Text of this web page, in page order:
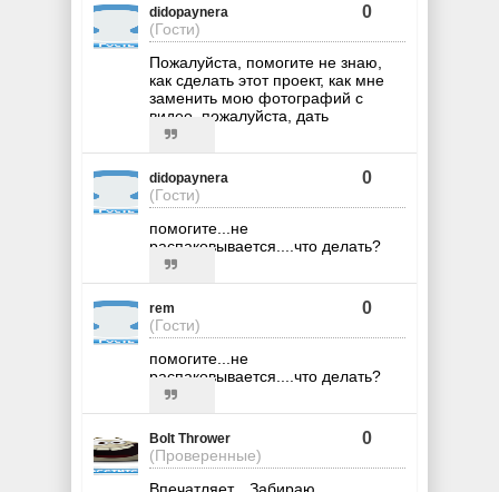
didopaynera
(Гости)
0
Пожалуйста, помогите не знаю,
как сделать этот проект, как мне
заменить мою фотографий с
видео, пожалуйста, дать
didopaynera
(Гости)
0
помогите...не
распаковывается....что делать?
rem
(Гости)
0
помогите...не
распаковывается....что делать?
Bolt Thrower
(Проверенные)
0
Впечатляет... Забираю...